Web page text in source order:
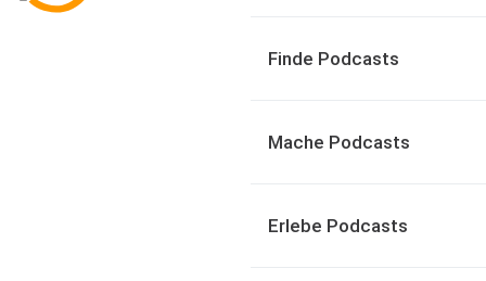
Finde Podcasts
Mache Podcasts
Erlebe Podcasts